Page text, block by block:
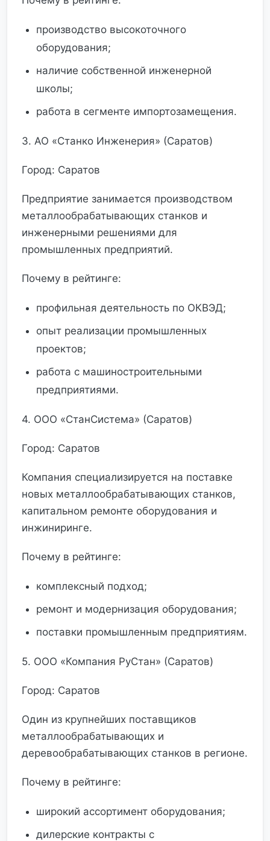
производство высокоточного
оборудования;
наличие собственной инженерной
школы;
работа в сегменте импортозамещения.
3. АО «Станко Инженерия» (Саратов)
Город: Саратов
Предприятие занимается производством
металлообрабатывающих станков и
инженерными решениями для
промышленных предприятий.
Почему в рейтинге:
профильная деятельность по ОКВЭД;
опыт реализации промышленных
проектов;
работа с машиностроительными
предприятиями.
4. ООО «СтанСистема» (Саратов)
Город: Саратов
Компания специализируется на поставке
новых металлообрабатывающих станков,
капитальном ремонте оборудования и
инжиниринге.
Почему в рейтинге:
комплексный подход;
ремонт и модернизация оборудования;
поставки промышленным предприятиям.
5. ООО «Компания РуСтан» (Саратов)
Город: Саратов
Один из крупнейших поставщиков
металлообрабатывающих и
деревообрабатывающих станков в регионе.
Почему в рейтинге:
широкий ассортимент оборудования;
дилерские контракты с